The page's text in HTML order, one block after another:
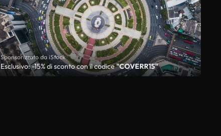
Sponsorizzato da iStock
Esclusivo: -15% di sconto con il codice"COVERR15"